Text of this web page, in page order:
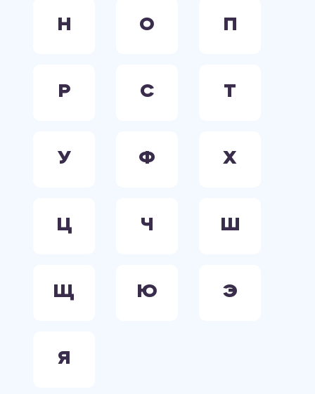
Н О П
Р С Т
У Ф Х
Ц Ч Ш
Щ Ю Э
Я